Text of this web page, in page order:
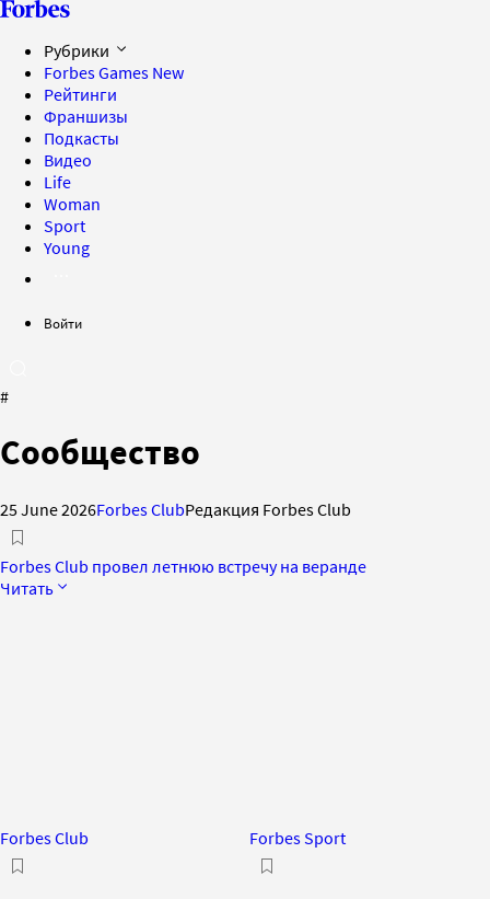
Рубрики
Forbes Games New
Рейтинги
Франшизы
Подкасты
Видео
Life
Woman
Sport
Young
Войти
#
Сообщество
25 June 2026Forbes ClubРедакция Forbes Club
Forbes Club провел летнюю встречу на веранде
Читать
Forbes Club Forbes Sport